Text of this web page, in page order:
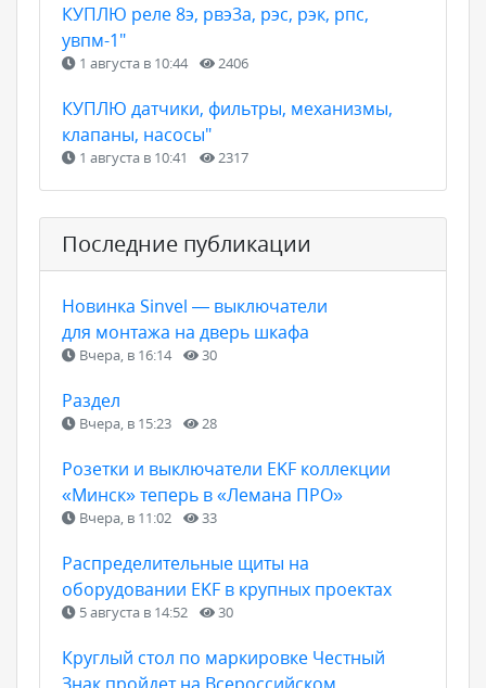
КУПЛЮ реле 8э, рвэ3а, рэс, рэк, рпс,
увпм-1"
1 августа в 10:44 2406
КУПЛЮ датчики, фильтры, механизмы,
клапаны, насосы"
1 августа в 10:41 2317
Последние публикации
Новинка Sinvel — выключатели
для монтажа на дверь шкафа
Вчера, в 16:14 30
Раздел
Вчера, в 15:23 28
Розетки и выключатели EKF коллекции
«Минск» теперь в «Лемана ПРО»
Вчера, в 11:02 33
Распределительные щиты на
оборудовании EKF в крупных проектах
5 августа в 14:52 30
Круглый стол по маркировке Честный
Знак пройдет на Всероссийском